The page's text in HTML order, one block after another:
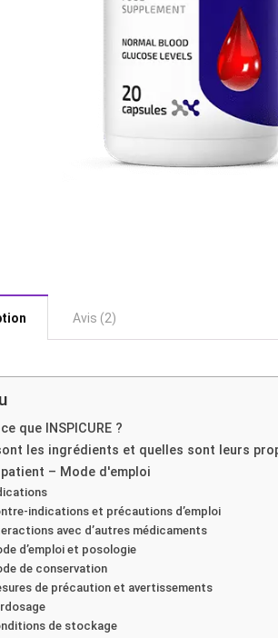
Avis (2)
que INSPICURE ?
les ingrédients et quelles sont leurs
– Mode d'emploi
indications et précautions d’emploi
avec d’autres médicaments
d’emploi et posologie
de conservation
de précaution et avertissements
de stockage